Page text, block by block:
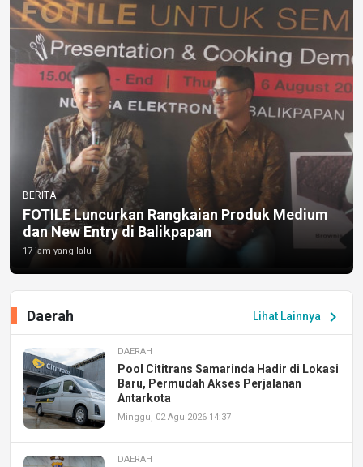
BERITA
FOTILE Luncurkan Rangkaian Produk Medium
dan New Entry di Balikpapan
17 jam yang lalu
Lihat Lainnya chevron_right
Daerah
DAERAH
Pool Cititrans Samarinda Hadir di Lokasi
Baru, Permudah Akses Perjalanan
Antarkota
Minggu, 02 Agu 2026 14:37
DAERAH